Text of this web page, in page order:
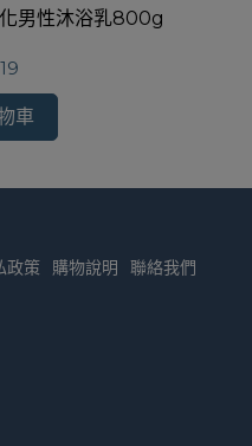
化男性沐浴乳800g
車
政策 購物說明 聯絡我們